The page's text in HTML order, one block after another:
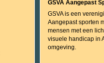
GSVA Aangepast
GSVA is een
Aangepast sporten
mensen met een
visuele handicap in
omgeving.